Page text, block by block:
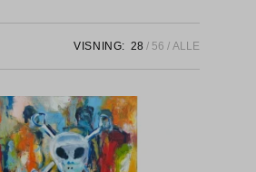
VISNING: 28 56 ALLE